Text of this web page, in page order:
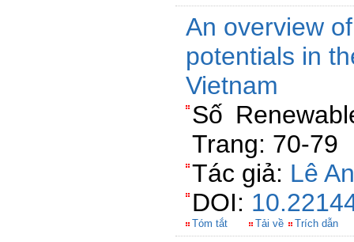
An overview
potentials in
Vietnam
Số
Trang: 70-79
Tác giả: Lê
DOI:
Tóm tắt Tải về Trích dẫn